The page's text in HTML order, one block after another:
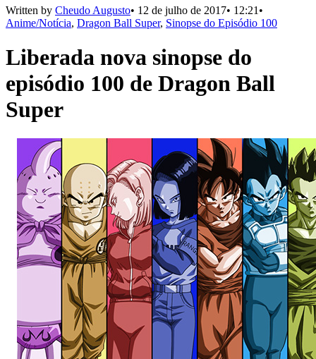
Written by Cheudo Augusto• 12 de julho de 2017• 12:21 •
Anime/Notícia, Dragon Ball Super, Sinopse do Episódio 100
Liberada nova sinopse do
episódio 100 de Dragon Ball
Super